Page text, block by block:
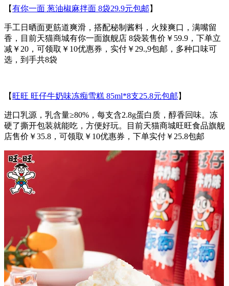
【有你一面 葱油椒麻拌面 8袋29.9元包邮 】
手工日晒面更筋道爽滑，搭配秘制酱料，火辣爽口，满嘴留
香，目前天猫商城有你一面旗舰店 8袋装售价￥59.9，下单立
减￥20，可领取￥10优惠券，实付￥29.,9包邮，多种口味可
选，到手共8袋
【 旺旺 旺仔牛奶味冻痴雪糕 85ml*8支25.8元包邮 】
进口乳源，乳含量≥80%，每支含2.8g蛋白质，醇香回味。冻
硬了撕开包装就能吃，方便好玩。目前天猫商城旺旺食品旗舰
店售价￥35.8，可领取￥10优惠券，下单实付￥25.8包邮